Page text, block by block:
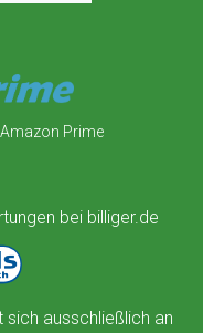
Prime
sich ausschließlich an